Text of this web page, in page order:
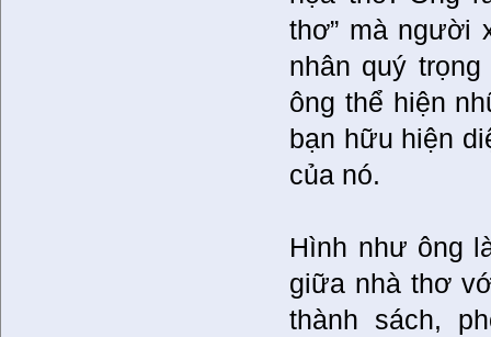
thơ” mà người
nhân quý
ông thể hiện
bạn hữu hiện
của nó.
Hình như ông
giữa nhà thơ
thành sách,